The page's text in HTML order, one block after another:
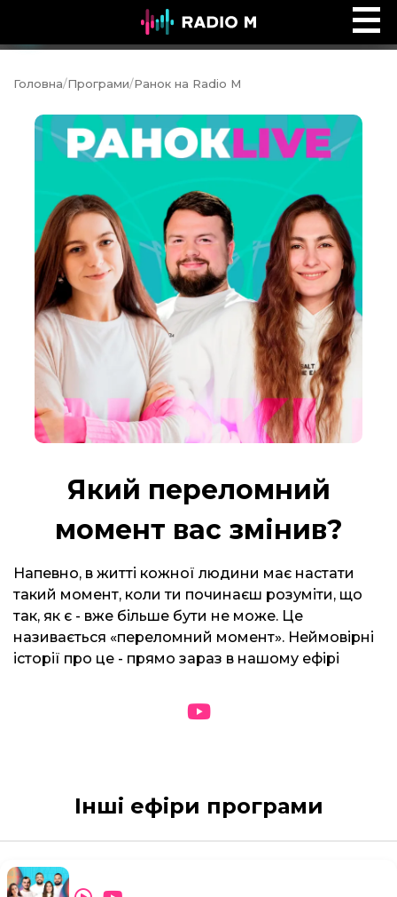
Music Ocean
Головна/Програми/Ранок на Radio M
Який переломний
момент вас змінив?
Напевно, в житті кожної людини має настати
такий момент, коли ти починаєш розуміти, що
так, як є - вже більше бути не може. Це
називається «переломний момент». Неймовірні
історії про це - прямо зараз в нашому ефірі
Інші ефіри програми